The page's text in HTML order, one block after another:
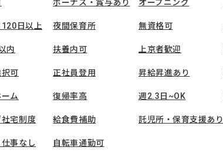
ボーナス・賞与あり オープニング
日以上 夜間保育所 無資格可
内 扶養内可 上京者歓迎
可 正社員登用 昇給昇進あり
ム 復帰率高 週2.3日~OK
宅制度 給食費補助 託児所・保育支援あり
事なし 自転車通勤可